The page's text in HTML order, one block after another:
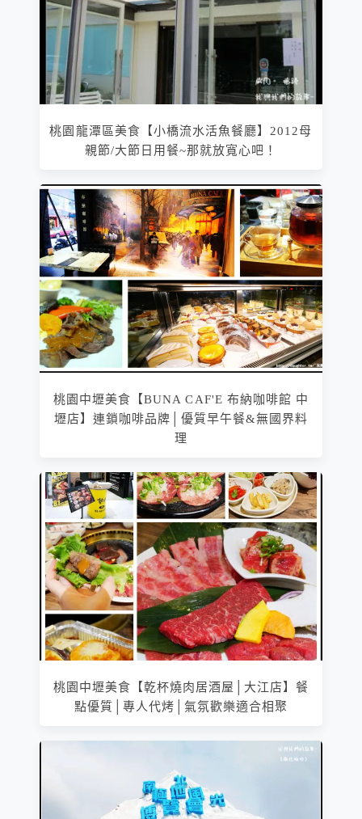
桃園龍潭區美食【小橋流水活魚餐廳】2012母
親節/大節日用餐~那就放寬心吧！
桃園中壢美食【BUNA CAF'E 布納咖啡館 中
壢店】連鎖咖啡品牌│優質早午餐&無國界料
理
桃園中壢美食【乾杯燒肉居酒屋│大江店】餐
點優質│專人代烤│氣氛歡樂適合相聚